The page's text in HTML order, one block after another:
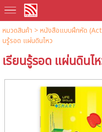
หมวดสินค้า >หนังสือแบบฝึกหัด
นรู้รอด แผ่นดินไหว
เรียนรู้รอด แผ่นดินไ